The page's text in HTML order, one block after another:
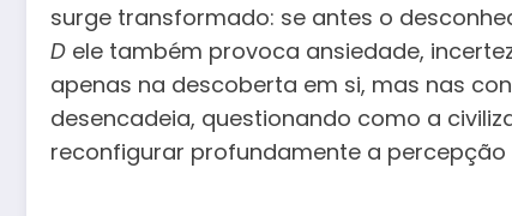
surge transformado: se antes o
D ele também provoca ansiedade,
apenas na descoberta em si, mas nas
desencadeia, questionando como a
reconfigurar profundamente a percepção